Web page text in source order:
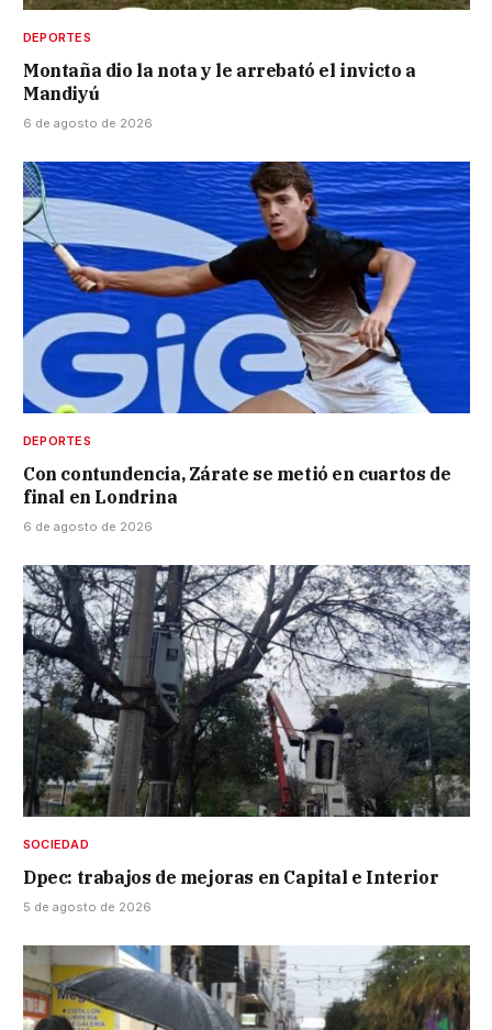
DEPORTES
Montaña dio la nota y le arrebató el invicto a
Mandiyú
6 de agosto de 2026
DEPORTES
Con contundencia, Zárate se metió en cuartos de
final en Londrina
6 de agosto de 2026
SOCIEDAD
Dpec: trabajos de mejoras en Capital e Interior
5 de agosto de 2026